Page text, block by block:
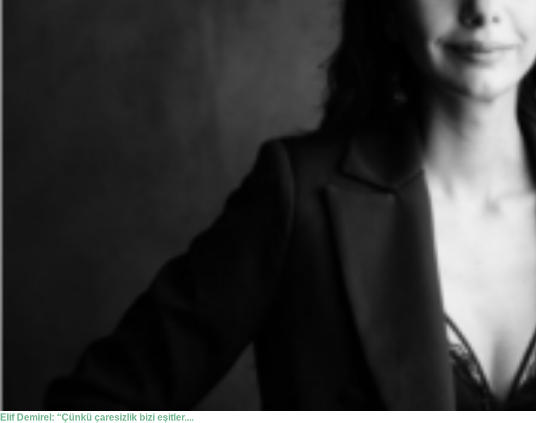
Elif Demirel: “Çünkü çaresizlik bizi eşitler....